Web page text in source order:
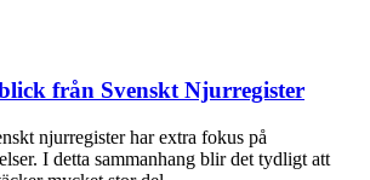
från Svenskt Njurregister
njurregister har extra fokus på
I detta sammanhang blir det tydligt att